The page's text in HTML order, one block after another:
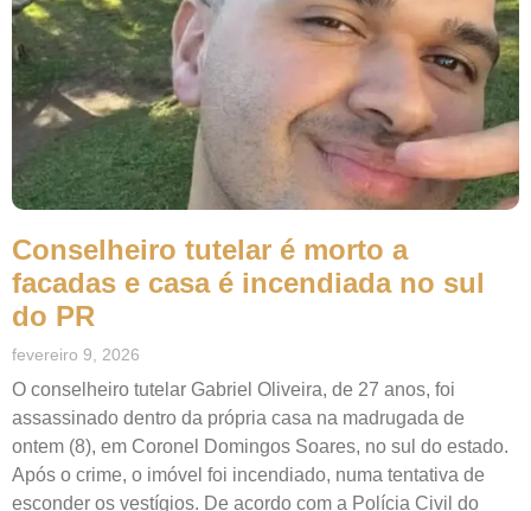
Conselheiro tutelar é morto a
facadas e casa é incendiada no sul
do PR
fevereiro 9, 2026
O conselheiro tutelar Gabriel Oliveira, de 27 anos, foi
assassinado dentro da própria casa na madrugada de
ontem (8), em Coronel Domingos Soares, no sul do estado.
Após o crime, o imóvel foi incendiado, numa tentativa de
esconder os vestígios. De acordo com a Polícia Civil do